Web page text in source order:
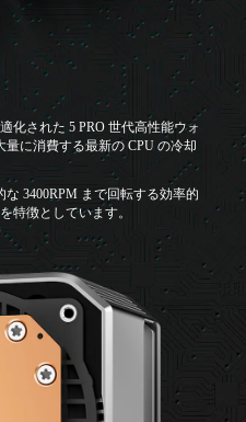
化された 5 PRO 世代高性能ウォ
に消費する最新の CPU の冷却
3400RPM まで回転する効率的
特徴としています。